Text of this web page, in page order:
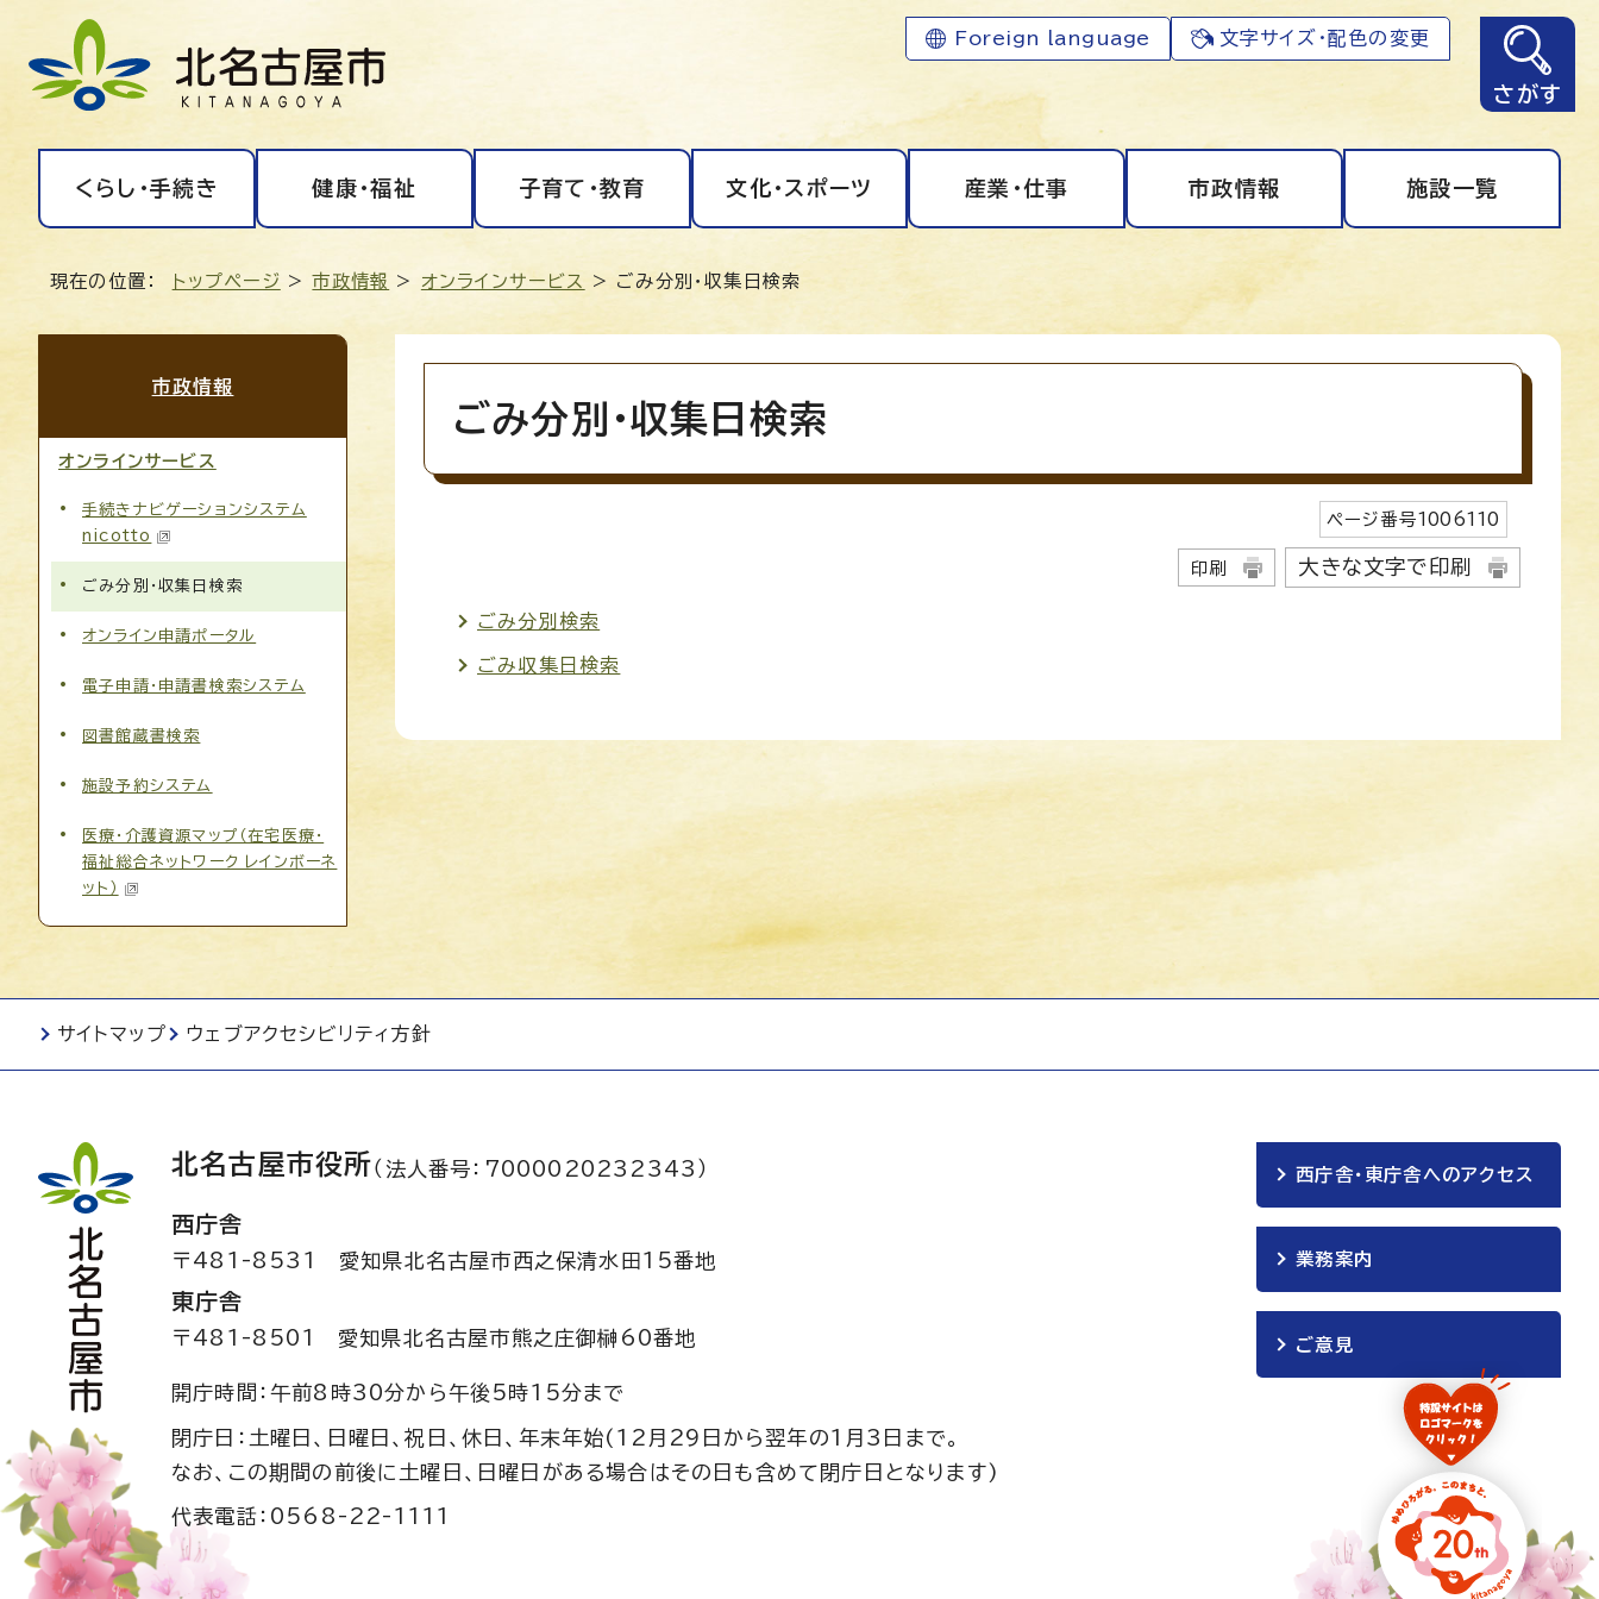
Foreign language 文字サイズ・配色の変更
さがす
くらし・手続き 健康・福祉 子育て・教育 文化・スポーツ 産業・仕事 市政情報 施設一覧
現在の位置： トップページ >市政情報 > オンラインサービス > ごみ分別・収集日検索
ごみ分別・収集日検索
ページ番号1006110
印刷 大きな文字で印刷
ごみ分別検索
ごみ収集日検索
市政情報
オンラインサービス
手続きナビゲーションシステム
nicotto
ごみ分別・収集日検索
オンライン申請ポータル
電子申請・申請書検索システム
図書館蔵書検索
施設予約システム
医療・介護資源マップ（在宅医療・
福祉総合ネットワーク レインボーネ
ット）
サイトマップ ウェブアクセシビリティ方針
北名古屋市役所（法人番号：7000020232343）
西庁舎
〒481-8531 愛知県北名古屋市西之保清水田15番地
東庁舎
〒481-8501 愛知県北名古屋市熊之庄御榊60番地
開庁時間：午前8時30分から午後5時15分まで
閉庁日：土曜日、日曜日、祝日、休日、年末年始(12月29日から翌年の1月3日まで。
なお、この期間の前後に土曜日、日曜日がある場合はその日も含めて閉庁日となります)
代表電話：0568-22-1111
西庁舎・東庁舎へのアクセス
業務案内
ご意見